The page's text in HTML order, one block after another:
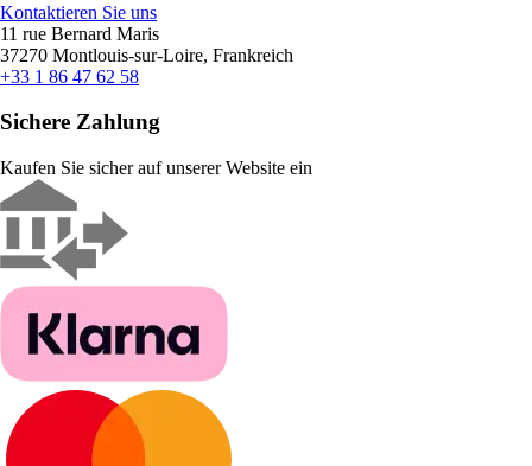
Kontaktieren Sie uns
11 rue Bernard Maris
37270 Montlouis-sur-Loire, Frankreich
+33 1 86 47 62 58
Sichere Zahlung
Kaufen Sie sicher auf unserer Website ein